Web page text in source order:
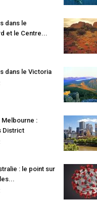
dans le
et le Centre...
dans le Victoria
:
District
: le point sur